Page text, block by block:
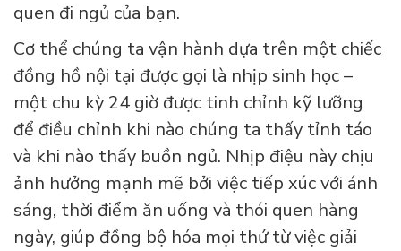
quen đi ngủ của bạn.
Cơ thể chúng ta vận hành dựa trên một chiếc
đồng hồ nội tại được gọi là nhịp sinh học –
một chu kỳ 24 giờ được tinh chỉnh kỹ lưỡng
để điều chỉnh khi nào chúng ta thấy tỉnh táo
và khi nào thấy buồn ngủ. Nhịp điệu này chịu
ảnh hưởng mạnh mẽ bởi việc tiếp xúc với ánh
sáng, thời điểm ăn uống và thói quen hàng
ngày, giúp đồng bộ hóa mọi thứ từ việc giải